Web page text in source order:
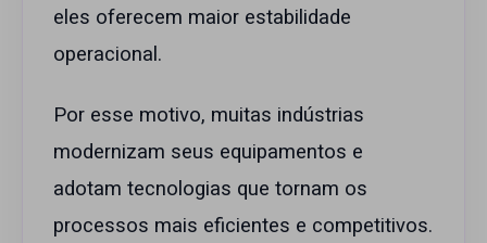
eles oferecem maior estabilidade
operacional.
Por esse motivo, muitas indústrias
modernizam seus equipamentos e
adotam tecnologias que tornam os
processos mais eficientes e competitivos.